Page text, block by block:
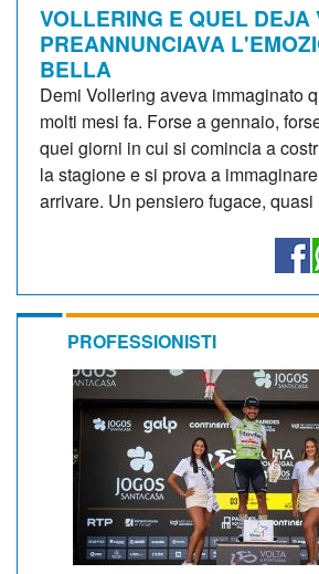
VOLLERING E QUEL DEJA
PREANNUNCIAVA
BELLA
Demi Vollering aveva immaginato
molti mesi fa. Forse a gennaio,
quei giorni in cui si comincia a
la stagione e si prova a
arrivare. Un pensiero fugace,
PROFESSIONISTI